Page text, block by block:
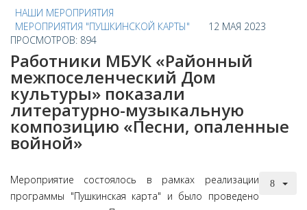
НАШИ МЕРОПРИЯТИЯ
МЕРОПРИЯТИЯ "ПУШКИНСКОЙ КАРТЫ"
12 МАЯ 2023
ПРОСМОТРОВ: 894
Работники МБУК «Районный
межпоселенческий Дом
культуры» показали
литературно-музыкальную
композицию «Песни, опаленные
войной»
Мероприятие состоялось в рамках реализации
программы "Пушкинская карта" и было проведено